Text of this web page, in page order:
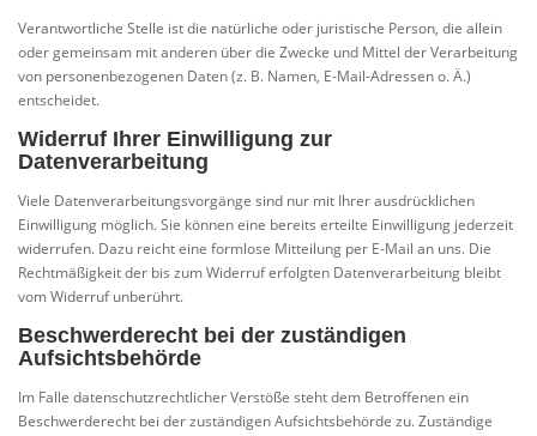
Verantwortliche Stelle ist die natürliche oder juristische Person, die allein
oder gemeinsam mit anderen über die Zwecke und Mittel der Verarbeitung
von personenbezogenen Daten (z. B. Namen, E-Mail-Adressen o. Ä.)
entscheidet.
Widerruf Ihrer Einwilligung zur
Datenverarbeitung
Viele Datenverarbeitungsvorgänge sind nur mit Ihrer ausdrücklichen
Einwilligung möglich. Sie können eine bereits erteilte Einwilligung jederzeit
widerrufen. Dazu reicht eine formlose Mitteilung per E-Mail an uns. Die
Rechtmäßigkeit der bis zum Widerruf erfolgten Datenverarbeitung bleibt
vom Widerruf unberührt.
Beschwerderecht bei der zuständigen
Aufsichtsbehörde
Im Falle datenschutzrechtlicher Verstöße steht dem Betroffenen ein
Beschwerderecht bei der zuständigen Aufsichtsbehörde zu. Zuständige